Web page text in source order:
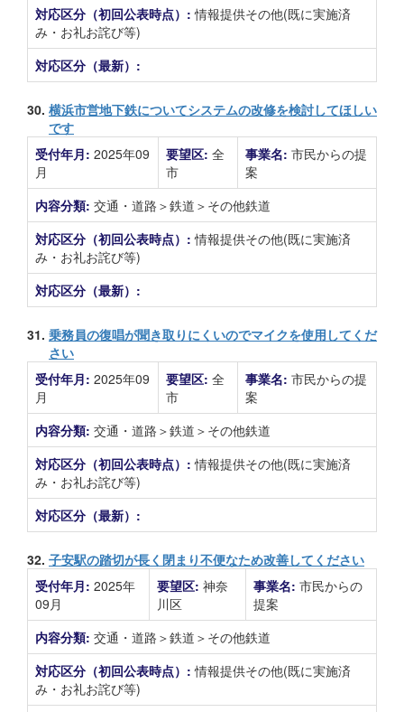
対応区分（初回公表時点）:情報提供その他(既に実施済
み・お礼お詫び等)
対応区分（最新）:
30. 横浜市営地下鉄についてシステムの改修を検討してほしい
です
受付年月: 2025年09
月
要望区: 全
市
事業名: 市民からの提
案
内容分類: 交通・道路＞鉄道＞その他鉄道
対応区分（初回公表時点）:情報提供その他(既に実施済
み・お礼お詫び等)
対応区分（最新）:
31. 乗務員の復唱が聞き取りにくいのでマイクを使用してくだ
さい
受付年月: 2025年09
月
要望区: 全
市
事業名: 市民からの提
案
内容分類: 交通・道路＞鉄道＞その他鉄道
対応区分（初回公表時点）:情報提供その他(既に実施済
み・お礼お詫び等)
対応区分（最新）:
32. 子安駅の踏切が長く閉まり不便なため改善してください
受付年月: 2025年
09月
要望区: 神奈
川区
事業名: 市民からの
提案
内容分類: 交通・道路＞鉄道＞その他鉄道
対応区分（初回公表時点）:情報提供その他(既に実施済
み・お礼お詫び等)